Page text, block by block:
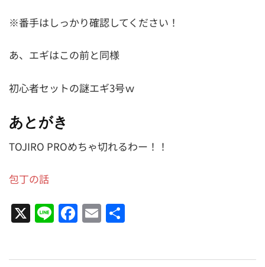
※番手はしっかり確認してください！
あ、エギはこの前と同様
初心者セットの謎エギ3号ｗ
あとがき
TOJIRO PROめちゃ切れるわー！！
包丁の話
Line Facebook
Email